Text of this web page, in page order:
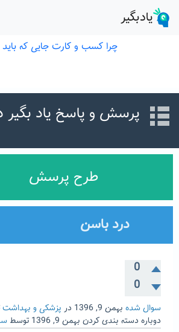
پرسش و پاسخ یاد بگیر
طرح پرسش
درد باسن
0
0
سوال شده بهمن 9, 1396 در پزشکی و بهداشت
دوباره دسته بندی کردن بهمن 9, 1396 توسط